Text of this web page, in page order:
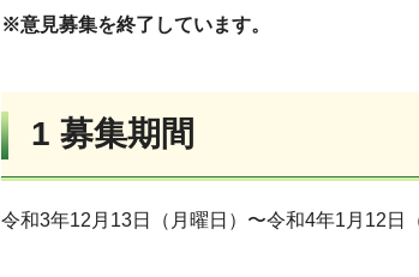
※意見募集を終了しています。
1 募集期間
令和3年12月13日（月曜日）〜令和4年1月12日